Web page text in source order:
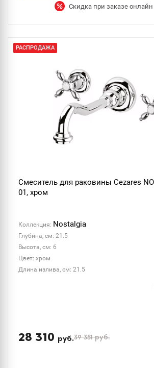
Скидка при заказе онлайн
РАСПРОДАЖА
Смеситель для раковины Cezares
01, хром
Коллекция: Nostalgia
Глубина, см: 21.5
Высота, см: 6
Цвет: хром
Длина излива, см: 21.5
28 310 руб.39 351руб.